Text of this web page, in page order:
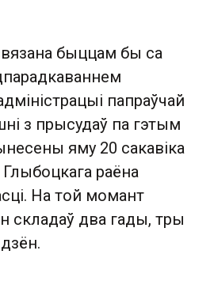
быццам бы са
папраўчай
з прысудаў па гэтым
яму 20 сакавіка
раёна
На той момант
складаў два гады, тры